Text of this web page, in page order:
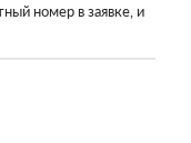
номер в заявке, и